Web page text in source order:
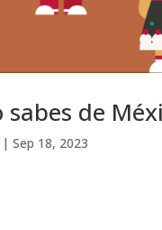
de
|Sep 18, 2023